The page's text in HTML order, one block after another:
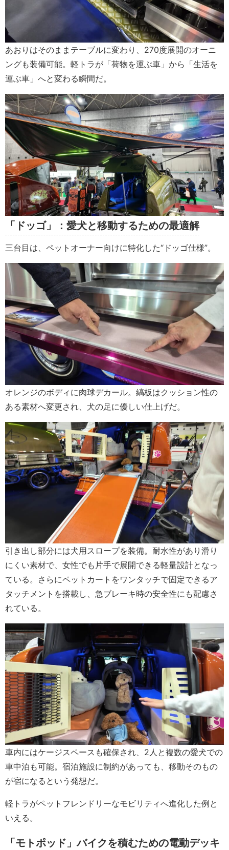
あおりはそのままテーブルに変わり、270度展開のオーニ
ングも装備可能。軽トラが「荷物を運ぶ車」から「生活を
運ぶ車」へと変わる瞬間だ。
「ドッゴ」：愛犬と移動するための最適解
三台目は、ペットオーナー向けに特化した“ドッゴ仕様”。
オレンジのボディに肉球デカール。縞板はクッション性の
ある素材へ変更され、犬の足に優しい仕上げだ。
引き出し部分には犬用スロープを装備。耐水性があり滑り
にくい素材で、女性でも片手で展開できる軽量設計となっ
ている。さらにペットカートをワンタッチで固定できるア
タッチメントを搭載し、急ブレーキ時の安全性にも配慮さ
れている。
車内にはケージスペースも確保され、2人と複数の愛犬での
車中泊も可能。宿泊施設に制約があっても、移動そのもの
が宿になるという発想だ。
軽トラがペットフレンドリーなモビリティへ進化した例と
いえる。
「モトポッド」バイクを積むための電動デッキ